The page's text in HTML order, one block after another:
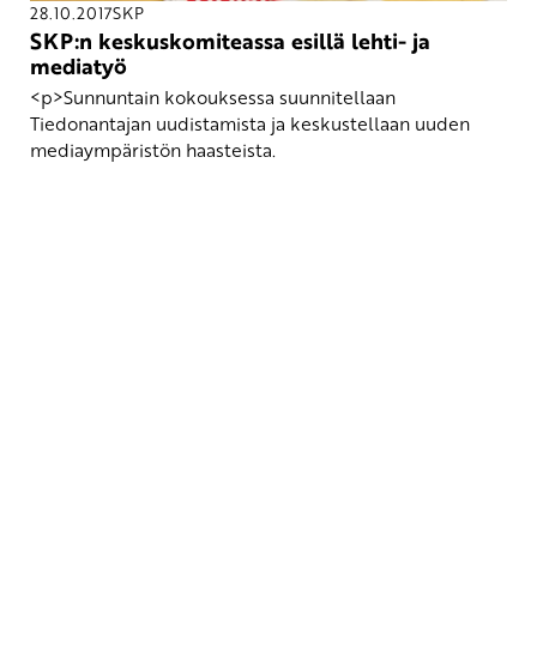
28.10.2017SKP
SKP:n keskuskomiteassa esillä lehti- ja
mediatyö
<p>Sunnuntain kokouksessa suunnitellaan
Tiedonantajan uudistamista ja keskustellaan uuden
mediaympäristön haasteista.